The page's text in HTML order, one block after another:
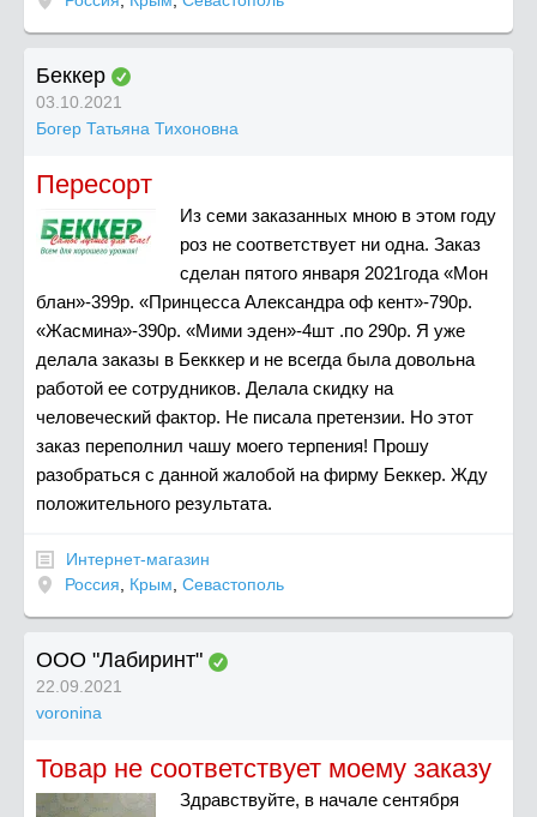
Беккер
03.10.2021
Богер Татьяна Тихоновна
Пересорт
Из семи заказанных мною в этом году
роз не соответствует ни одна. Заказ
сделан пятого января 2021года «Мон
блан»-399р. «Принцесса Александра оф кент»-790р.
«Жасмина»-390р. «Мими эден»-4шт .по 290р. Я уже
делала заказы в Бекккер и не всегда была довольна
работой ее сотрудников. Делала скидку на
человеческий фактор. Не писала претензии. Но этот
заказ переполнил чашу моего терпения! Прошу
разобраться с данной жалобой на фирму Беккер. Жду
положительного результата.
Интернет-магазин
Россия
Крым Севастополь
ООО "Лабиринт"
22.09.2021
voronina
Товар не соответствует моему заказу
Здравствуйте, в начале сентября